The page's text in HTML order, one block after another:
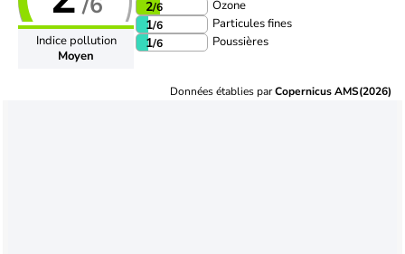
Indice pollution
Moyen
2/6 Ozone
1/6 Particules fines
1/6 Poussières
Données établies parCopernicus AMS(2026)